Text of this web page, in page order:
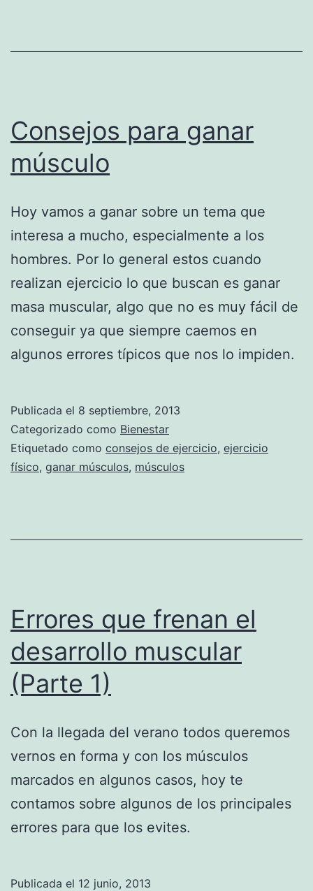
Consejos para ganar
músculo
Hoy vamos a ganar sobre un tema que
interesa a mucho, especialmente a los
hombres. Por lo general estos cuando
realizan ejercicio lo que buscan es ganar
masa muscular, algo que no es muy fácil de
conseguir ya que siempre caemos en
algunos errores típicos que nos lo impiden.
Publicada el 8 septiembre, 2013
Categorizado como Bienestar
Etiquetado como consejos de ejercicio, ejercicio
físico, ganar músculos, músculos
Errores que frenan el
desarrollo muscular
(Parte 1)
Con la llegada del verano todos queremos
vernos en forma y con los músculos
marcados en algunos casos, hoy te
contamos sobre algunos de los principales
errores para que los evites.
Publicada el 12 junio, 2013